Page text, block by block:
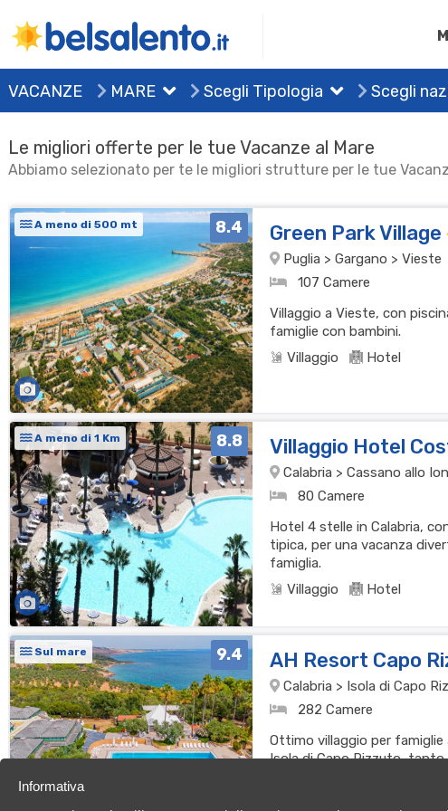
VACANZE MARE Scegli Tipologia Scegli
Le migliori offerte per le tue Vacanze al Mare
Abbiamo selezionato per te le migliori strutture per le tue
A meno di 500 mt 8.4 Green Park Village
Puglia > Gargano > Vieste
107 Camere
Villaggio a Vieste, con
famiglie con bambini.
Villaggio
Hotel
A meno di 1 Km 8.8 Villaggio Hotel
Calabria > Cassano allo
80 Camere
Hotel 4 stelle in Calabria,
tipica, per una vacanza
famiglia.
Villaggio
Hotel
Sul mare 9.4 AH Resort Capo
Calabria > Isola di Capo
282 Camere
Ottimo villaggio per famiglie
Isola di Capo Rizzuto,
Informativa